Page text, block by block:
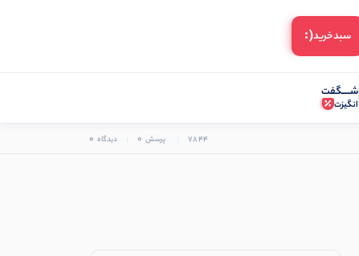
سبد‌خرید(:
شـــــگفت
انگیزت
7844 پرسش 0 دیدگاه 0